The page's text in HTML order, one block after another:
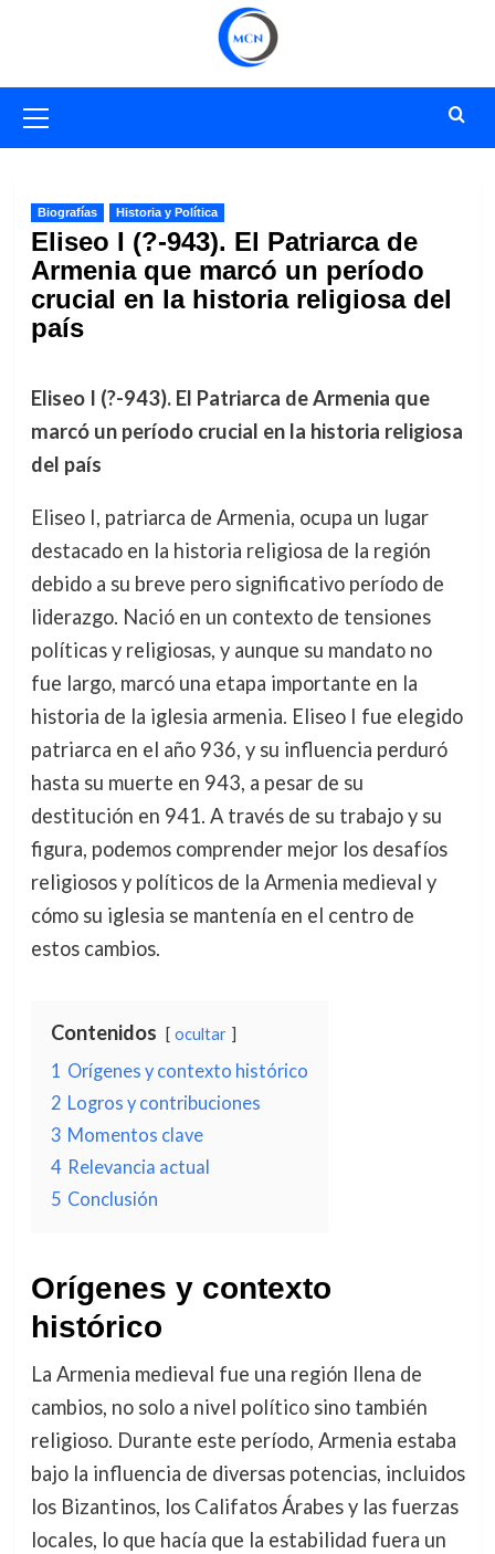
primario
Biografías Historia y Política
Eliseo I (?-943). El Patriarca de
Armenia que marcó un período
crucial en la historia religiosa del
país
Eliseo I (?-943). El Patriarca de Armenia que
marcó un período crucial en la historia religiosa
del país
Eliseo I, patriarca de Armenia, ocupa un lugar
destacado en la historia religiosa de la región
debido a su breve pero significativo período de
liderazgo. Nació en un contexto de tensiones
políticas y religiosas, y aunque su mandato no
fue largo, marcó una etapa importante en la
historia de la iglesia armenia. Eliseo I fue elegido
patriarca en el año 936, y su influencia perduró
hasta su muerte en 943, a pesar de su
destitución en 941. A través de su trabajo y su
figura, podemos comprender mejor los desafíos
religiosos y políticos de la Armenia medieval y
cómo su iglesia se mantenía en el centro de
estos cambios.
Contenidos ocultar
1 Orígenes y contexto histórico
2 Logros y contribuciones
3 Momentos clave
4 Relevancia actual
5 Conclusión
Orígenes y contexto
histórico
La Armenia medieval fue una región llena de
cambios, no solo a nivel político sino también
religioso. Durante este período, Armenia estaba
bajo la influencia de diversas potencias, incluidos
los Bizantinos, los Califatos Árabes y las fuerzas
locales, lo que hacía que la estabilidad fuera un